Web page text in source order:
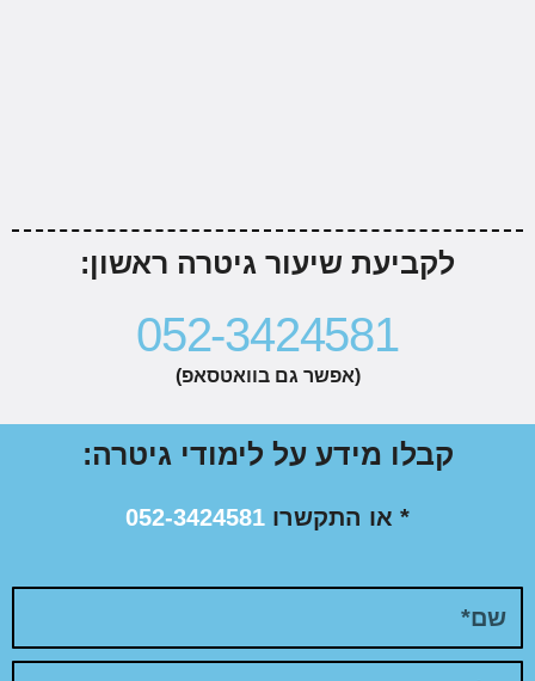
לקביעת שיעור גיטרה ראשון:
052-3424581
(אפשר גם בוואטסאפ)
קבלו מידע על לימודי גיטרה:
* או התקשרו052-3424581